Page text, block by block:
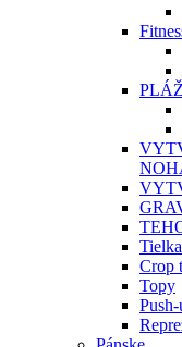
Tielka
Crop
Topy